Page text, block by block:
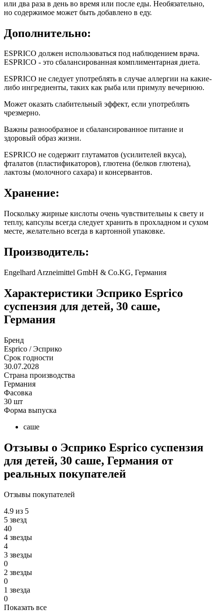
или два раза в день во время или после еды. Необязательно,
но содержимое может быть добавлено в еду.
Дополнительно:
ESPRICO должен использоваться под наблюдением врача.
ESPRICO - это сбалансированная комплиментарная диета.
ESPRICO не следует употреблять в случае аллергии на какие-
либо ингредиенты, таких как рыба или примулу вечернюю.
Может оказать слабительный эффект, если употреблять
чрезмерно.
Важны разнообразное и сбалансированное питание и
здоровый образ жизни.
ESPRICO не содержит глутаматов (усилителей вкуса),
фталатов (пластификаторов), глютена (белков глютена),
лактозы (молочного сахара) и консервантов.
Хранение:
Поскольку жирные кислоты очень чувствительны к свету и
теплу, капсулы всегда следует хранить в прохладном и сухом
месте, желательно всегда в картонной упаковке.
Производитель:
Engelhard Arzneimittel GmbH & Co.KG, Германия
Характеристики Эсприко Esprico
суспензия для детей, 30 саше,
Германия
Бренд
Esprico / Эсприко
Срок годности
30.07.2028
Страна производства
Германия
Фасовка
30 шт
Форма выпуска
саше
Отзывы о Эсприко Esprico суспензия
для детей, 30 саше, Германия от
реальных покупателeй
Отзывы покупателей
4.9 из 5
5 звезд
40
4 звезды
4
3 звезды
0
2 звезды
0
1 звезда
0
Показать все